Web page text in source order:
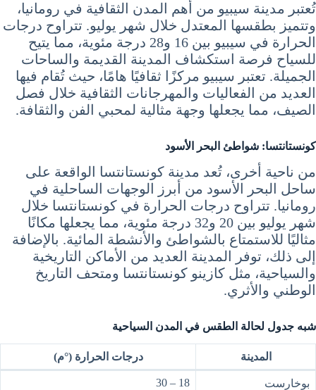
تُعتبر مدينة سيبيو من أهم المدن الثقافية في رومانيا،
وتتميز بطقسها المعتدل خلال شهر يوليو. تتراوح درجات
الحرارة في سيبيو بين 16 و28 درجة مئوية، مما يتيح
للسياح فرصة استكشاف المدينة القديمة والساحات
الجميلة. تعتبر سيبيو مركزًا ثقافيًا هامًا، حيث تُقام فيها
العديد من الفعاليات والمهرجانات الثقافية خلال فصل
الصيف، مما يجعلها وجهة مثالية لمحبي الفن والثقافة.
كونستانتسا: شواطئ البحر الأسود
من ناحية أخرى، تُعد مدينة كونستانتسا الواقعة على
ساحل البحر الأسود من أبرز الوجهات الساحلية في
رومانيا. تتراوح درجات الحرارة في كونستانتسا خلال
شهر يوليو بين 20 و32 درجة مئوية، مما يجعلها مكانًا
مثاليًا للاستمتاع بالشواطئ والأنشطة المائية. بالإضافة
إلى ذلك، توفر المدينة العديد من الأماكن التاريخية
والسياحية، مثل كازينو كونستانتسا ومتحف التاريخ
الوطني والأثري.
شبه جدول لحالة الطقس في المدن السياحية
المدينة درجات الحرارة (°م)
بوخارست 18 – 30